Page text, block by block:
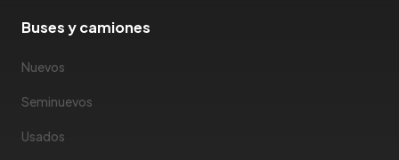
Buses y camiones
Nuevos
Seminuevos
Usados